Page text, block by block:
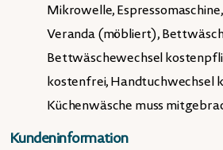
Mikrowelle,
Veranda (möbliert),
Bettwäschewechsel
kostenfrei, Handtuchwechsel
Küchenwäsche muss
Kundeninformation